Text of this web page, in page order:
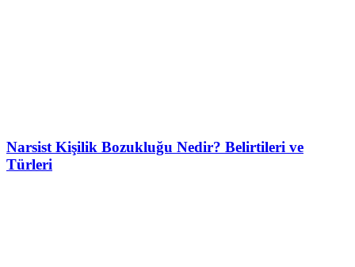
Narsist Kişilik Bozukluğu Nedir? Belirtileri ve
Türleri